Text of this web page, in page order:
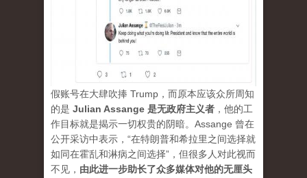
假账号在大肆吹捧 Trump，而原本应该众所周知
的是 Julian Assange 是无政府主义者 ，他的工
作目标就是揭示一切权贵的阴暗。Assange 曾在
公开采访中表示，“在特朗普和希拉里之间选择就
如同在霍乱和淋病之间选择”，但很多人对此视而
不见， 由此进一步助长了众多媒体对他的无厘头